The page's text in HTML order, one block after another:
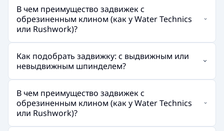
В чем преимущество задвижек с
обрезиненным клином (как у Water Technics
или Rushwork)?
Как подобрать задвижку: с выдвижным или
невыдвижным шпинделем?
В чем преимущество задвижек с
обрезиненным клином (как у Water Technics
или Rushwork)?